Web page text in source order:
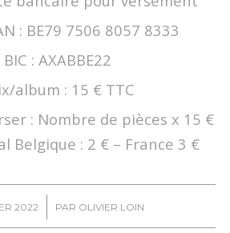
: BE79 7506 8057 8333
BIC : AXABBE22
album : 15 € TTC
: Nombre de pièces x 15 €
Belgique : 2 € – France 3 €
2022 PAR OLIVIER LOIN